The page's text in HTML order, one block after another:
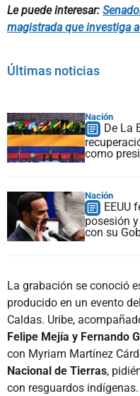
Le puede interesar: S
magistrada que investiga
Últimas noticias
Nación
De La
como
Nación
EEUU
posesión
con su
La grabación se conoció
producido en un evento
Caldas. Uribe,
Felipe Mejía y Fernando
con Myriam Martínez
Nacional de Tierras,
con resguardos indígenas.